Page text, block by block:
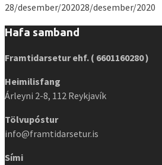
28/desember/202028/desember/2020
Hafa samband
Framtidarsetur ehf. ( 6601160280 )
Heimilisfang
Árleyni 2-8, 112 Reykjavík
Tölvupóstur
info@framtidarsetur.is
Sími